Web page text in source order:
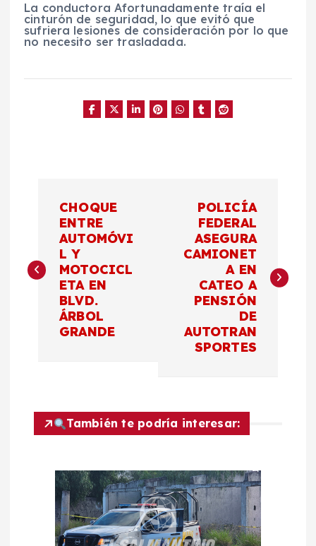
La conductora Afortunadamente traía el
cinturón de seguridad, lo que evitó que
sufriera lesiones de consideración por lo que
no necesito ser trasladada.
v
c
CHOQUE
ENTRE
AUTOMÓVI
L Y
MOTOCICL
ETA EN
BLVD.
ÁRBOL
GRANDE
POLICÍA
FEDERAL
ASEGURA
CAMIONET
A EN
CATEO A
PENSIÓN
DE
AUTOTRAN
SPORTES
También te podría interesar: